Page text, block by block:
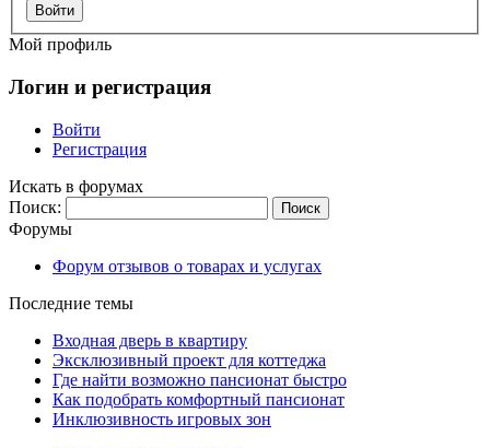
Войти
Мой профиль
Логин и регистрация
Войти
Регистрация
Искать в форумах
Поиск:
Форумы
Форум отзывов о товарах и услугах
Последние темы
Входная дверь в квартиру
Эксклюзивный проект для коттеджа
Где найти возможно пансионат быстро
Как подобрать комфортный пансионат
Инклюзивность игровых зон